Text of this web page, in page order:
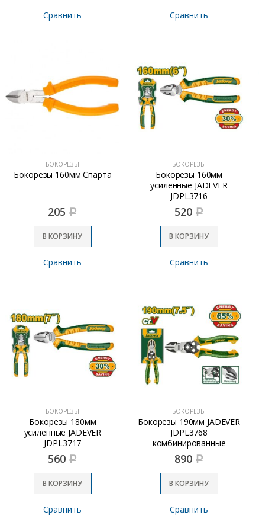
Сравнить Сравнить
БОКОРЕЗЫ
Бокорезы 160мм Спарта
205 Р
В КОРЗИНУ
Сравнить
БОКОРЕЗЫ
Бокорезы 160мм
усиленные JADEVER
JDPL3716
520 Р
В КОРЗИНУ
Сравнить
БОКОРЕЗЫ
Бокорезы 180мм
усиленные JADEVER
JDPL3717
560 Р
В КОРЗИНУ
Сравнить
БОКОРЕЗЫ
Бокорезы 190мм JADEVER
JDPL3768
комбинированные
890 Р
В КОРЗИНУ
Сравнить